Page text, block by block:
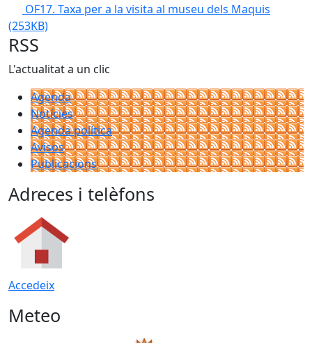
OF17. Taxa per a la visita al museu dels Maquis
(253KB)
RSS
L'actualitat a un clic
Agenda
Notícies
Agenda política
Avisos
Publicacions
Adreces i telèfons
Accedeix
Meteo